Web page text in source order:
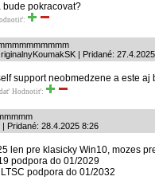
bude pokracovat?
| Pridané:
support neobmedzene a este aj
Hodnotiť:
Pridané: 28.4.2025 8:26
len pre klasicky Win10, mozes
podpora do 01/2029
podpora do 01/2032